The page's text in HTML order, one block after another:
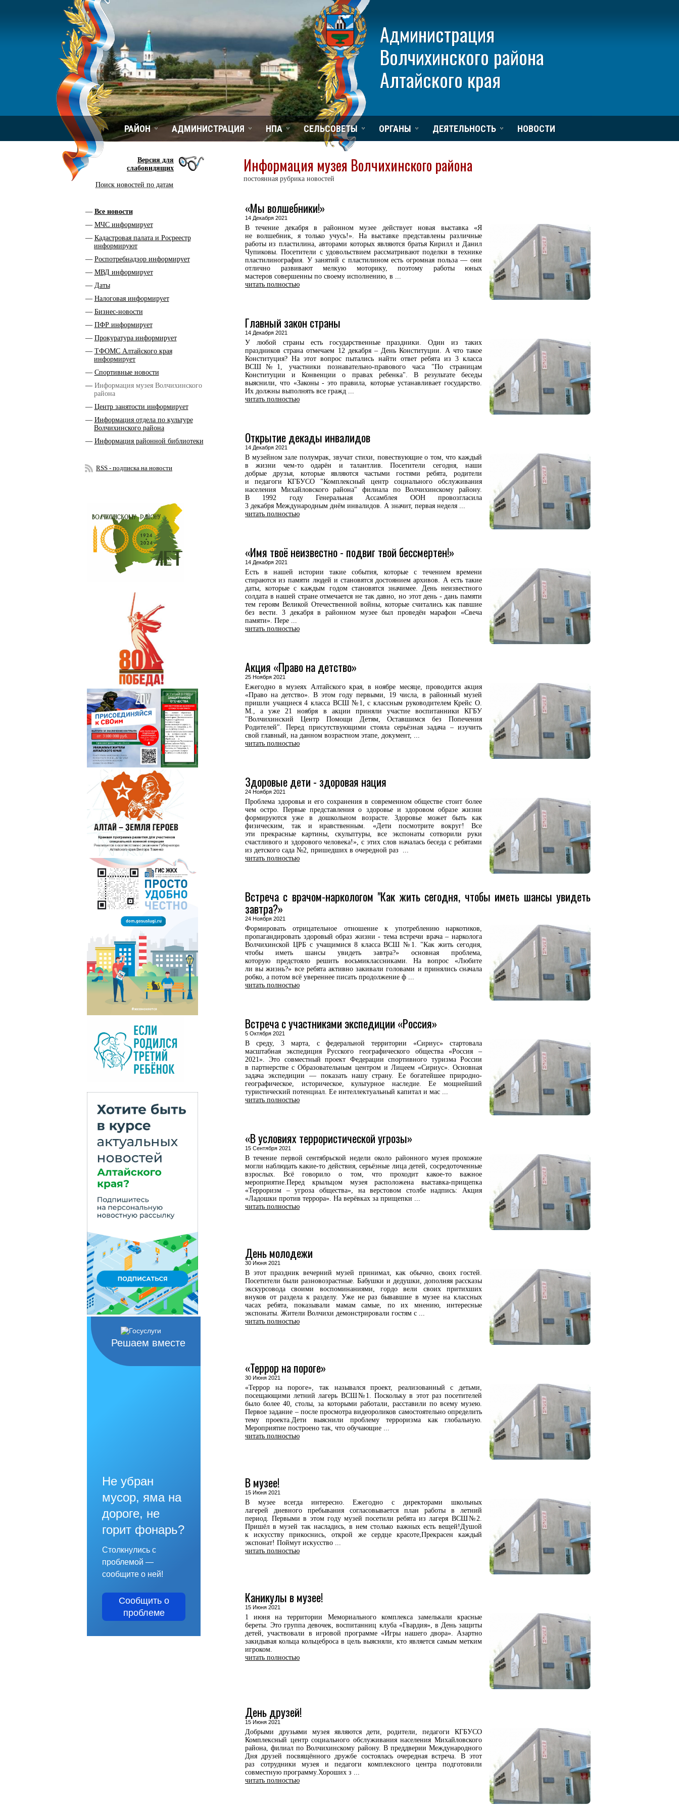
Администрация
Волчихинского района
Алтайского края
РАЙОН АДМИНИСТРАЦИЯ НПА СЕЛЬСОВЕТЫ ОРГАНЫ ДЕЯТЕЛЬНОСТЬ НОВОСТИ
Версия для
слабовидящих
Поиск новостей по датам
Все новости
МЧС информирует
Кадастровая палата и Росреестр
информируют
Роспотребнадзор информирует
МВД информирует
Даты
Налоговая информирует
Бизнес-новости
ПФР информирует
Прокуратура информирует
ТФОМС Алтайского края
информирует
Спортивные новости
Информация музея Волчихинского
района
Центр занятости информирует
Информация отдела по культуре
Волчихинского района
Информация районной библиотеки
RSS - подписка на новости
Решаем вместе
Не убран
мусор, яма на
дороге, не
горит фонарь?
Столкнулись с
проблемой —
сообщите о ней!
Сообщить о
проблеме
Информация музея Волчихинского района
постоянная рубрика новостей
«Мы волшебники!»
14 Декабря 2021
В течение декабря в районном музее действует новая выставка «Я
не волшебник, я только учусь!». На выставке представлены различные
работы из пластилина, авторами которых являются братья Кирилл и Данил
Чупиковы. Посетители с удовольствием рассматривают поделки в технике
пластилинография. У занятий с пластилином есть огромная польза — они
отлично развивают мелкую моторику, поэтому работы юных
мастеров совершенны по своему исполнению, в ...
читать полностью
Главный закон страны
14 Декабря 2021
У любой страны есть государственные праздники. Один из таких
праздников страна отмечаем 12 декабря – День Конституции. А что такое
Конституция? На этот вопрос пытались найти ответ ребята из 3 класса
ВСШ№1, участники познавательно-правового часа "По страницам
Конституции и Конвенции о правах ребенка". В результате беседы
выяснили, что «Законы - это правила, которые устанавливает государство.
Их должны выполнять все гражд ...
читать полностью
Открытие декады инвалидов
14 Декабря 2021
В музейном зале полумрак, звучат стихи, повествующие о том, что каждый
в жизни чем-то одарён и талантлив. Посетители сегодня, наши
добрые друзья, которые являются частыми гостями ребята, родители
и педагоги КГБУСО "Комплексный центр социального обслуживания
населения Михайловского района" филиала по Волчихинскому району.
В 1992 году Генеральная Ассамблея ООН провозгласила
3 декабря Международным днём инвалидов. А значит, первая неделя ...
читать полностью
«Имя твоё неизвестно - подвиг твой бессмертен!»
14 Декабря 2021
Есть в нашей истории такие события, которые с течением времени
стираются из памяти людей и становятся достоянием архивов. А есть такие
даты, которые с каждым годом становятся значимее. День неизвестного
солдата в нашей стране отмечается не так давно, но этот день - дань памяти
тем героям Великой Отечественной войны, которые считались как павшие
без вести. 3 декабря в районном музее был проведён марафон «Свеча
памяти». Пере ...
читать полностью
Акция «Право на детство»
25 Ноября 2021
Ежегодно в музеях Алтайского края, в ноябре месяце, проводится акция
«Право на детство». В этом году первыми, 19 числа, в районный музей
пришли учащиеся 4 класса ВСШ №1, с классным руководителем Крейс О.
М., а уже 21 ноября в акции приняли участие воспитанники КГБУ
"Волчихинский Центр Помощи Детям, Оставшимся без Попечения
Родителей". Перед присутствующими стояла серьёзная задача – изучить
свой главный, на данном возрастном этапе, документ, ...
читать полностью
Здоровые дети - здоровая нация
24 Ноября 2021
Проблема здоровья и его сохранения в современном обществе стоит более
чем остро. Первые представления о здоровье и здоровом образе жизни
формируются уже в дошкольном возрасте. Здоровье может быть как
физическим, так и нравственным. «Дети посмотрите вокруг! Все
эти прекрасные картины, скульптуры, все экспонаты сотворили руки
счастливого и здорового человека!», с этих слов началась беседа с ребятами
из детского сада №2, пришедших в очередной раз ...
читать полностью
Встреча с врачом-наркологом "Как жить сегодня, чтобы иметь шансы увидеть
завтра?»
24 Ноября 2021
Формировать отрицательное отношение к употреблению наркотиков,
пропагандировать здоровый образ жизни - тема встречи врача – нарколога
Волчихинской ЦРБ с учащимися 8 класса ВСШ №1. "Как жить сегодня,
чтобы иметь шансы увидеть завтра?» основная проблема,
которую предстояло решить восьмиклассниками. На вопрос «Любите
ли вы жизнь?» все ребята активно закивали головами и принялись сначала
робко, а потом всё увереннее писать продолжение ф ...
читать полностью
Встреча с участниками экспедиции «Россия»
5 Октября 2021
В среду, 3 марта, с федеральной территории «Сириус» стартовала
масштабная экспедиция Русского географического общества «Россия –
2021». Это совместный проект Федерации спортивного туризма России
в партнерстве с Образовательным центром и Лицеем «Сириус». Основная
задача экспедиции — показать нашу страну. Ее богатейшее природно-
географическое, историческое, культурное наследие. Ее мощнейший
туристический потенциал. Ее интеллектуальный капитал и мас ...
читать полностью
«В условиях террористической угрозы»
15 Сентября 2021
В течение первой сентябрьской недели около районного музея прохожие
могли наблюдать какие-то действия, серьёзные лица детей, сосредоточенные
взрослых. Всё говорило о том, что проходит какое-то важное
мероприятие.Перед крыльцом музея расположена выставка-прищепка
«Терроризм – угроза общества», на верстовом столбе надпись: Акция
«Ладошки против террора». На верёвках за прищепки ...
читать полностью
День молодежи
30 Июня 2021
В этот праздник вечерний музей принимал, как обычно, своих гостей.
Посетители были разновозрастные. Бабушки и дедушки, дополняя рассказы
экскурсовода своими воспоминаниями, гордо вели своих притихших
внуков от раздела к разделу. Уже не раз бывавшие в музее на классных
часах ребята, показывали мамам самые, по их мнению, интересные
экспонаты. Жители Волчихи демонстрировали гостям с ...
читать полностью
«Террор на пороге»
30 Июня 2021
«Террор на пороге», так назывался проект, реализованный с детьми,
посещающими летний лагерь ВСШ№1. Поскольку в этот раз посетителей
было более 40, столы, за которыми работали, расставили по всему музею.
Первое задание – после просмотра видеороликов самостоятельно определить
тему проекта.Дети выяснили проблему терроризма как глобальную.
Мероприятие построено так, что обучающие ...
читать полностью
В музее!
15 Июня 2021
В музее всегда интересно. Ежегодно с директорами школьных
лагерей дневного пребывания согласовывается план работы в летний
период. Первыми в этом году музей посетили ребята из лагеря ВСШ№2.
Пришёл в музей так насладись, в нем столько важных есть вещей!Душой
к искусству прикоснись, открой же сердце красоте,Прекрасен каждый
экспонат! Поймут искусство ...
читать полностью
Каникулы в музее!
15 Июня 2021
1 июня на территории Мемориального комплекса замелькали красные
береты. Это группа девочек, воспитанниц клуба «Гвардия», в День защиты
детей, участвовали в игровой программе «Игры нашего двора». Азартно
закидывая кольца кольцеброса в цель выясняли, кто является самым метким
игроком.
читать полностью
День друзей!
15 Июня 2021
Добрыми друзьями музея являются дети, родители, педагоги КГБУСО
Комплексный центр социального обслуживания населения Михайловского
района, филиал по Волчихинскому району. В преддверии Международного
Дня друзей посвящённого дружбе состоялась очередная встреча. В этот
раз сотрудники музея и педагоги комплексного центра подготовили
совместную программу.Хороших з ...
читать полностью